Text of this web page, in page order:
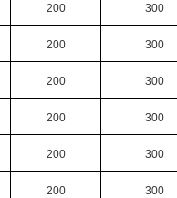
200 300
200 300
200 300
200 300
200 300
200 300